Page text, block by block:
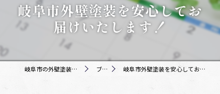
岐阜市外壁塗装を安心してお
届けいたします！
岐阜市の外壁塗装専門店Plus-A ブログ 岐阜市外壁塗装を安心してお届けいたします！